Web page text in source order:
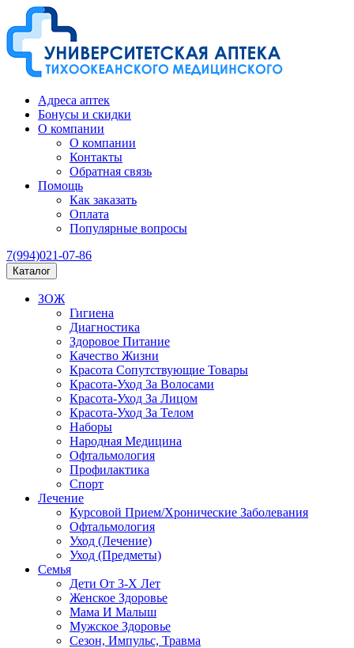
Адреса аптек
Бонусы и скидки
О компании
О компании
Контакты
Обратная связь
Помощь
Как заказать
Оплата
Популярные вопросы
7(994)021-07-86
Каталог
ЗОЖ
Гигиена
Диагностика
Здоровое Питание
Качество Жизни
Красота Сопутствующие Товары
Красота-Уход За Волосами
Красота-Уход За Лицом
Красота-Уход За Телом
Наборы
Народная Медицина
Офтальмология
Профилактика
Спорт
Лечение
Курсовой Прием/Хронические Заболевания
Офтальмология
Уход (Лечение)
Уход (Предметы)
Семья
Дети От 3-Х Лет
Женское Здоровье
Мама И Малыш
Мужское Здоровье
Сезон, Импульс, Травма